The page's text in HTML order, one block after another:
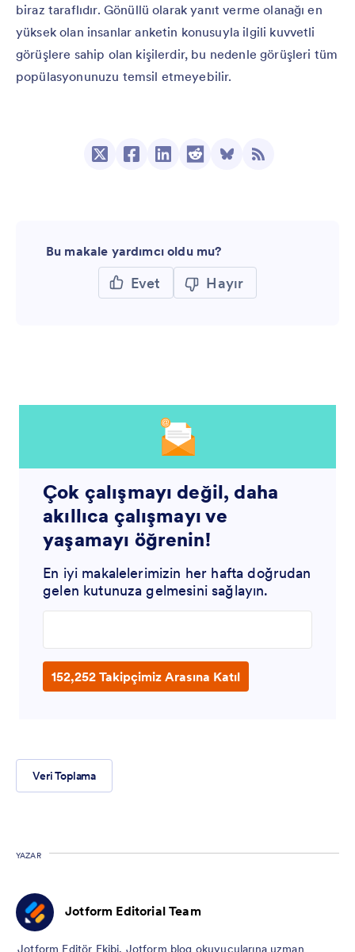
biraz taraflıdır. Gönüllü olarak yanıt verme olanağı en
yüksek olan insanlar anketin konusuyla ilgili kuvvetli
görüşlere sahip olan kişilerdir, bu nedenle görüşleri tüm
popülasyonunuzu temsil etmeyebilir.
Bu makale yardımcı oldu mu?
Evet Hayır
Çok çalışmayı değil, daha
akıllıca çalışmayı ve
yaşamayı öğrenin!
En iyi makalelerimizin her hafta doğrudan
gelen kutunuza gelmesini sağlayın.
152,252 Takipçimiz Arasına Katıl
Veri Toplama
YAZAR
Jotform Editorial Team
Jotform Editör Ekibi, Jotform blog okuyucularına uzman